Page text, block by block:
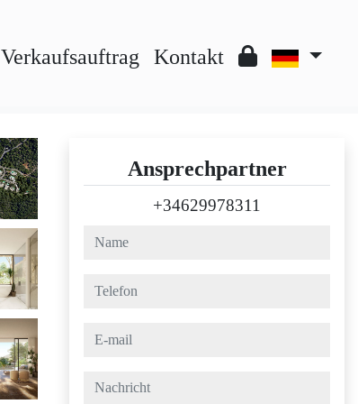
Verkaufsauftrag Kontakt
Ansprechpartner
+34629978311
name
telefon
e-mail
nachricht